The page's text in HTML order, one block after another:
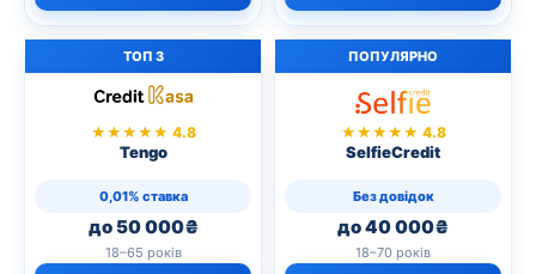
ТОП 3
★★★★★ 4.8
Tengo
0,01% ставка
до 50 000₴
18–65 років
ПОПУЛЯРНО
★★★★★ 4.8
SelfieCredit
Без довідок
до 40 000₴
18–70 років